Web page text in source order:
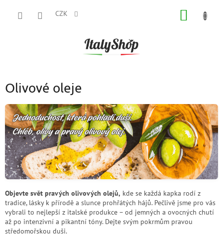
CZK
Olivové oleje
Objevte svět pravých olivových olejů, kde se každá kapka rodí z
tradice, lásky k přírodě a slunce prohřátých hájů. Pečlivě jsme pro vás
vybrali to nejlepší z italské produkce – od jemných a ovocných chutí
až po intenzivní a pikantní tóny. Dejte svým pokrmům pravou
středomořskou duši.